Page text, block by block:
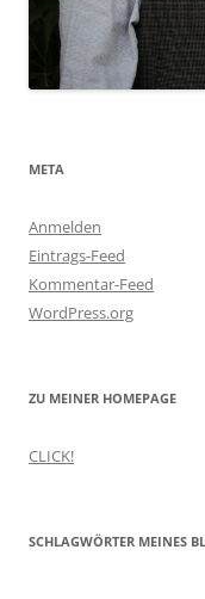
META
Anmelden
Eintrags-Feed
Kommentar-Feed
WordPress.org
ZU MEINER HOMEPAGE
CLICK!
SCHLAGWÖRTER MEINES